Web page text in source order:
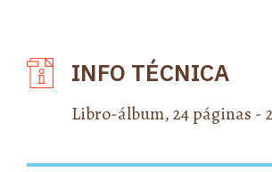
INFO TÉCNICA
Libro-álbum, 24 páginas -